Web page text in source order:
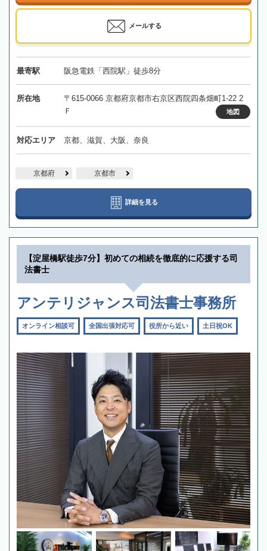
メールする
最寄駅 阪急電鉄「西院駅」徒歩8分
所在地
〒615-0066 京都府京都市右京区西院四条畑町1-22 2
Ｆ
地図
対応エリア 京都、滋賀、大阪、奈良
京都府 京都市
詳細を見る
【淀屋橋駅徒歩7分】初めての相続を徹底的に応援する司
法書士
アンテリジャンス司法書士事務所
オンライン相談可 全国出張対応可 役所から近い 土日祝OK